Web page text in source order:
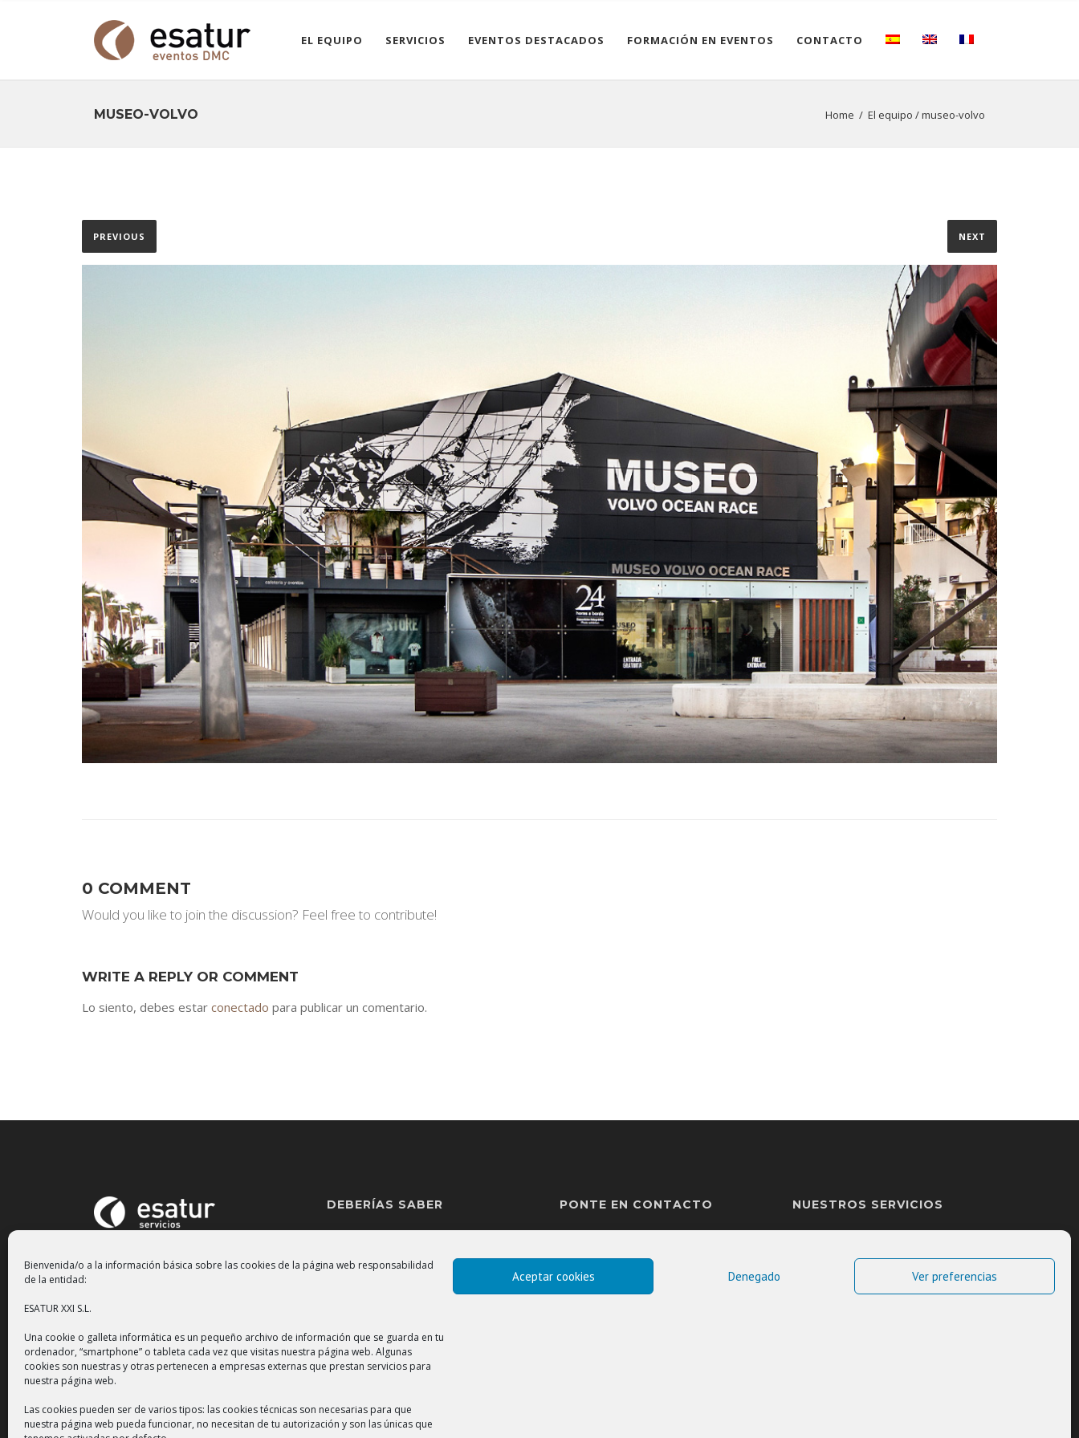
Bienvenida/o a la información básica sobre las cookies de la página web responsabilidad
de la entidad:
ESATUR XXI S.L.
Una cookie o galleta informática es un pequeño archivo de información que se guarda en tu
ordenador, “smartphone” o tableta cada vez que visitas nuestra página web. Algunas
cookies son nuestras y otras pertenecen a empresas externas que prestan servicios para
nuestra página web.
Las cookies pueden ser de varios tipos: las cookies técnicas son necesarias para que
nuestra página web pueda funcionar, no necesitan de tu autorización y son las únicas que
Aceptar cookies Denegado Ver preferencias
EL EQUIPO SERVICIOS EVENTOS DESTACADOS FORMACIÓN EN EVENTOS CONTACTO
MUSEO-VOLVO Home / El equipo /museo-volvo
PREVIOUS NEXT
0 COMMENT
Would you like to join the discussion? Feel free to contribute!
WRITE A REPLY OR COMMENT
Lo siento, debes estar conectado para publicar un comentario.
DEBERÍAS SABER
Política de cookies
PONTE EN CONTACTO
Email:
NUESTROS SERVICIOS